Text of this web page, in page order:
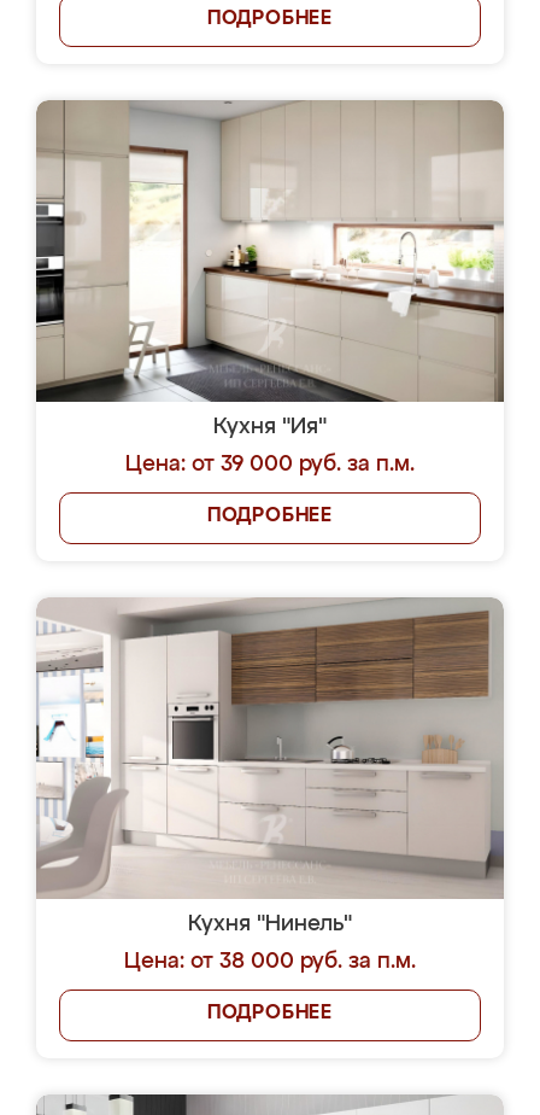
Московской области!
Отправить
Я соглашаюсь на передачу персональных
данных согласно
конфиденциальности|Пользовательскому
соглашению
Похожие кухни на
заказ